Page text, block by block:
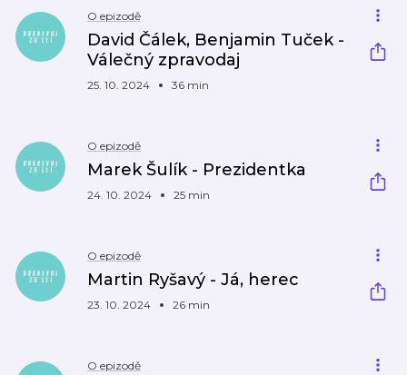
O epizodě
David Čálek, Benjamin Tuček -
Válečný zpravodaj
25. 10. 2024 36 min
O epizodě
Marek Šulík - Prezidentka
24. 10. 2024 25 min
O epizodě
Martin Ryšavý - Já, herec
23. 10. 2024 26 min
O epizodě